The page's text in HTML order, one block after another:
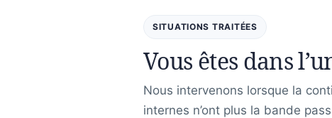
SITUATIONS TRAITÉES
Vous êtes dans
Nous intervenons lorsque la
internes n’ont plus la bande